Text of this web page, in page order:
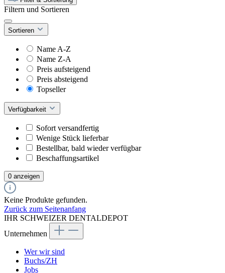
Filtern und Sortieren
Sortieren
Name A-Z
Name Z-A
Preis aufsteigend
Preis absteigend
Topseller
Verfügbarkeit
Sofort versandfertig
Wenige Stück lieferbar
Bestellbar, bald wieder verfügbar
Beschaffungsartikel
0 anzeigen
Keine Produkte gefunden.
Zurück zum Seitenanfang
IHR SCHWEIZER DENTALDEPOT
Unternehmen
Wer wir sind
Buchs/ZH
Jobs